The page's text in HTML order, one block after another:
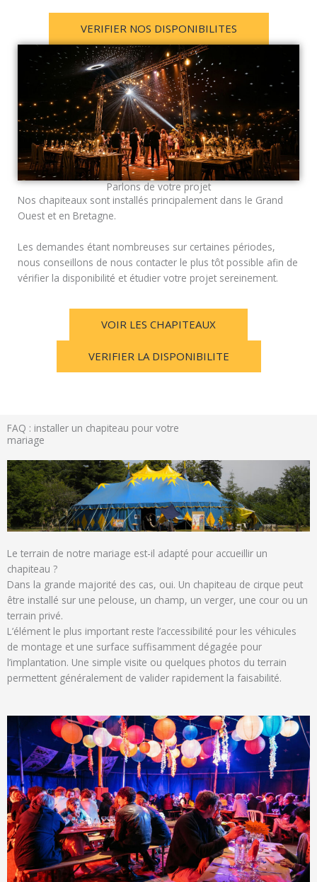
VERIFIER NOS DISPONIBILITES
Parlons de votre projet
Nos chapiteaux sont installés principalement dans le Grand
Ouest et en Bretagne.
Les demandes étant nombreuses sur certaines périodes,
nous conseillons de nous contacter le plus tôt possible afin de
vérifier la disponibilité et étudier votre projet sereinement.
VOIR LES CHAPITEAUX
VERIFIER LA DISPONIBILITE
FAQ : installer un chapiteau pour votre
mariage
Le terrain de notre mariage est-il adapté pour accueillir un
chapiteau ?
Dans la grande majorité des cas, oui. Un chapiteau de cirque peut
être installé sur une pelouse, un champ, un verger, une cour ou un
terrain privé.
L’élément le plus important reste l’accessibilité pour les véhicules
de montage et une surface suffisamment dégagée pour
l’implantation. Une simple visite ou quelques photos du terrain
permettent généralement de valider rapidement la faisabilité.